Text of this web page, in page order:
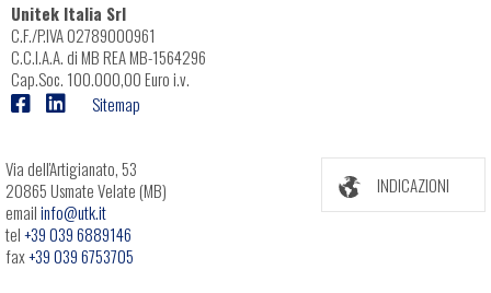
Unitek Italia Srl
C.F./P.IVA 02789000961
C.C.I.A.A. di MB REA MB-1564296
Cap.Soc. 100.000,00 Euro i.v.
Sitemap
Via dell'Artigianato, 53
20865 Usmate Velate (MB)
emailinfo@utk.it
tel+39 039 6889146
fax+39 039 6753705
INDICAZIONI